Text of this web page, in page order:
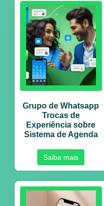
Grupo de Whatsapp
Trocas de
Experiência sobre
Sistema de Agenda
Saiba mais